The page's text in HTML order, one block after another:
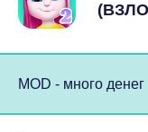
MOD - много денег